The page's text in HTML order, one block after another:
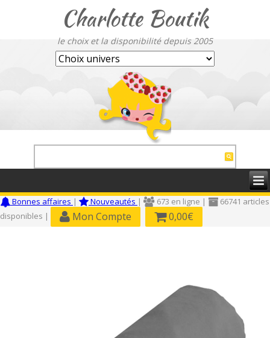
Charlotte Boutik
le choix et la disponibilité depuis 2005
Bonnes affaires | Nouveautés | 673 en ligne |
66741 articles
disponibles |
Mon Compte 0,00€